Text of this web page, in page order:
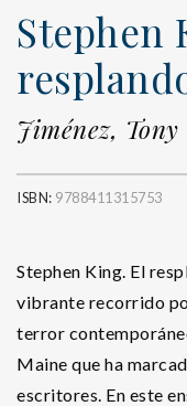
Stephen
Jiménez, Tony
ISBN: 9788411315753
Stephen King. El
vibrante recorrido
terror
Maine que ha
escritores. En este